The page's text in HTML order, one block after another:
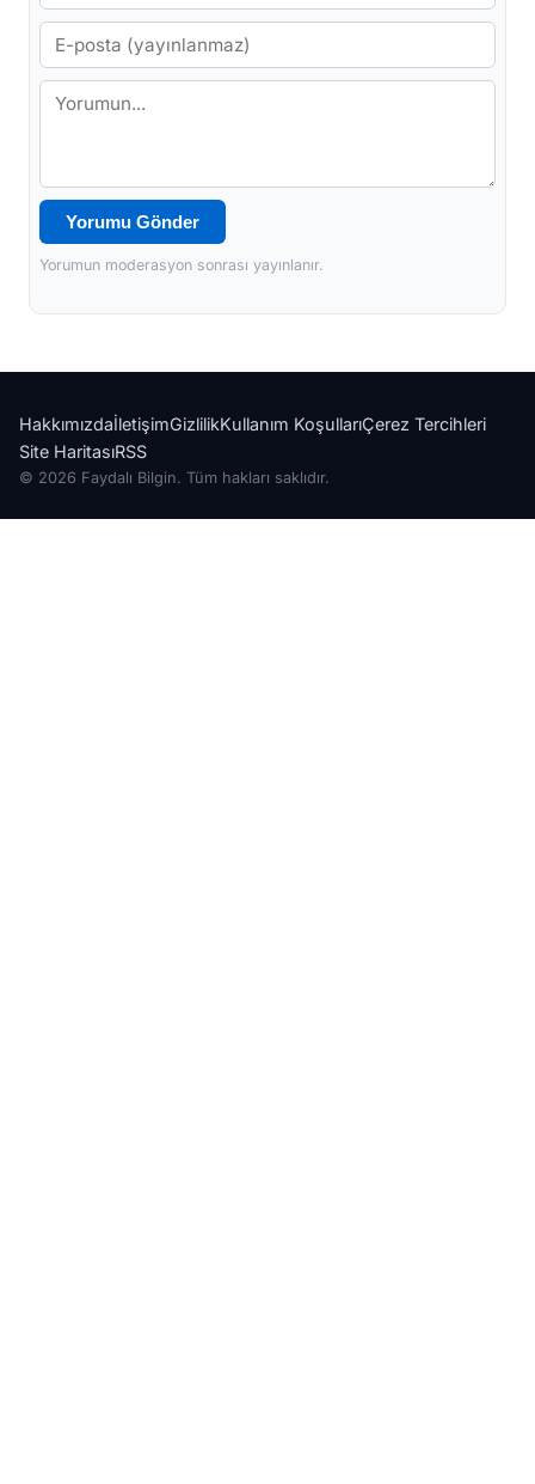
Yorumu Gönder
Yorumun moderasyon sonrası yayınlanır.
HakkımızdaİletişimGizlilikKullanım KoşullarıÇerez Tercihleri
Site HaritasıRSS
© 2026 Faydalı Bilgin. Tüm hakları saklıdır.